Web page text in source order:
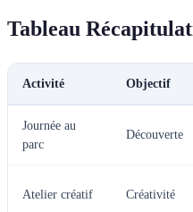
Tableau
Activité Objectif
Journée au
parc
Découverte
Atelier créatif Créativité